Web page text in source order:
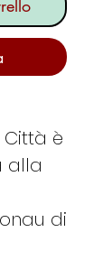
Città è
alla
di